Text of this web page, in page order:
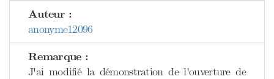
Auteur :
anonyme12096
Remarque :
J'ai modifié la démonstration de l'ouverture de